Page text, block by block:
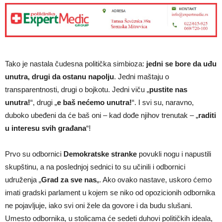
Tako je nastala čudesna politička simbioza: jedni se bore da uđu
unutra, drugi da ostanu napolju. Jedni maštaju o
transparentnosti, drugi o bojkotu. Jedni viču „pustite nas
unutra!“, drugi „e baš nećemo unutra!“. I svi su, naravno,
duboko ubeđeni da će baš oni – kad dođe njihov trenutak – „raditi
u interesu svih građana“!
Prvo su odbornici Demokratske stranke povukli nogu i napustili
skupštinu, a na poslednjoj sednici to su učinili i odbornici
udruženja „Grad za sve nas„. Ako ovako nastave, uskoro ćemo
imati gradski parlament u kojem se niko od opozicionih odbornika
ne pojavljuje, iako svi oni žele da govore i da budu slušani.
Umesto odbornika, u stolicama će sedeti duhovi političkih ideala,